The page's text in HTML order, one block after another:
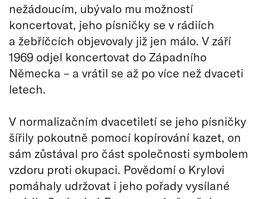
nežádoucím, ubývalo mu možností
koncertovat, jeho písničky se v rádiích
a žebříčcích objevovaly již jen málo. V září
1969 odjel koncertovat do Západního
Německa – a vrátil se až po více než dvaceti
letech.
V normalizačním dvacetiletí se jeho písničky
šířily pokoutně pomocí kopírování kazet, on
sám zůstával pro část společnosti symbolem
vzdoru proti okupaci. Povědomí o Krylovi
pomáhaly udržovat i jeho pořady vysílané